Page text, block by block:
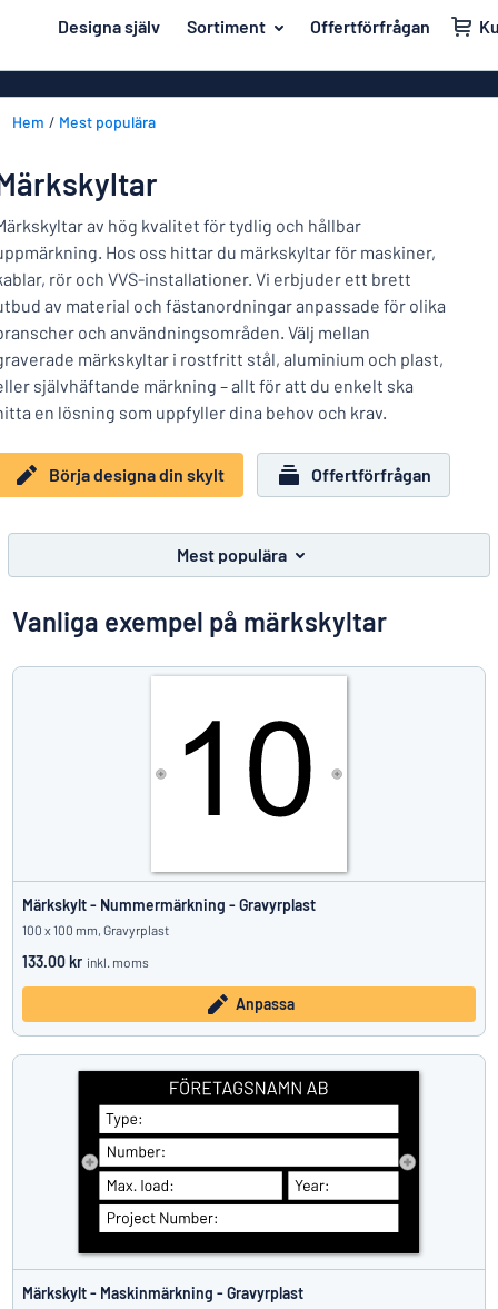
innehålletDesigna själv Sortiment Offertförfrågan
Hus och hem
Kontor & arbetsplats
Namnskyltar
Dekaler
Branscher
Uppmärkning
Trafik och fordon
Visa alla kategorier
Banderoller
Dekaler
Graverade
Hittar du inte det du söker? Börja designa din skylt
Mest
populära
Material
Hus
och
hem
Kontor
&
arbetsplats
Namnskyltar
Dekaler
Visa alla kategorier
Offertförfrågan
Logga
in
Kundservice
till
din skylt
Hem Mest populära
av hög kvalitet för tydlig och hållbar
Hos oss hittar du märkskyltar för maskiner,
rör och VVS-installationer. Vi erbjuder ett brett
av material och fästanordningar anpassade för olika
och användningsområden. Välj mellan
märkskyltar i rostfritt stål, aluminium och plast,
självhäftande märkning – allt för att du enkelt ska
en lösning som uppfyller dina behov och krav.
Börja designa din skylt Offertförfrågan
Mest populära
Vanliga exempel på märkskyltar
Märkskylt - Nummermärkning - Gravyrplast
100 x 100 mm, Gravyrplast
133.00 kr inkl. moms
Anpassa
Märkskylt - Maskinmärkning - Gravyrplast